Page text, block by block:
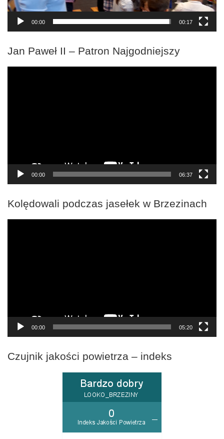
00:00 00:17
Jan Paweł II – Patron Najgodniejszy
00:00 06:37
Kolędowali podczas jasełek w Brzezinach
00:00 05:20
Czujnik jakości powietrza – indeks